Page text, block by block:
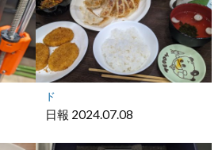
ド
日報 2024.07.08